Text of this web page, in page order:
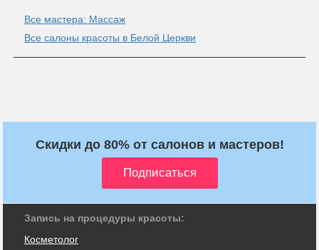
Все мастера: Массаж
Все салоны красоты в Белой Церкви
Скидки до 80% от салонов и мастеров!
Запись на процедуры красоты:
Косметолог